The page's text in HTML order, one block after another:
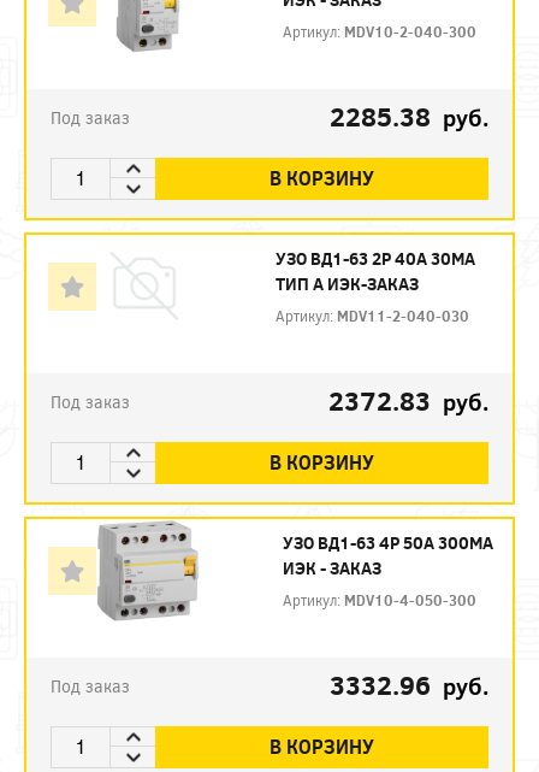
Артикул: MDV10-2-040-300
Под заказ 2285.38 руб.
В КОРЗИНУ
УЗО ВД1-63 2Р 40А 30МА
ТИП А ИЭК-ЗАКАЗ
Артикул: MDV11-2-040-030
Под заказ 2372.83 руб.
В КОРЗИНУ
УЗО ВД1-63 4Р 50А 300МА
ИЭК - ЗАКАЗ
Артикул: MDV10-4-050-300
Под заказ 3332.96 руб.
В КОРЗИНУ